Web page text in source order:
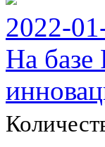
2022-
На